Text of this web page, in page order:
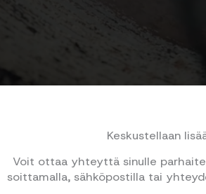
Keskustellaan
Voit ottaa yhteyttä sinulle
soittamalla, sähköpostilla tai